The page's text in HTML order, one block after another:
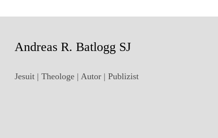
Andreas R. Batlogg SJ
Jesuit | Theologe | Autor | Publizist